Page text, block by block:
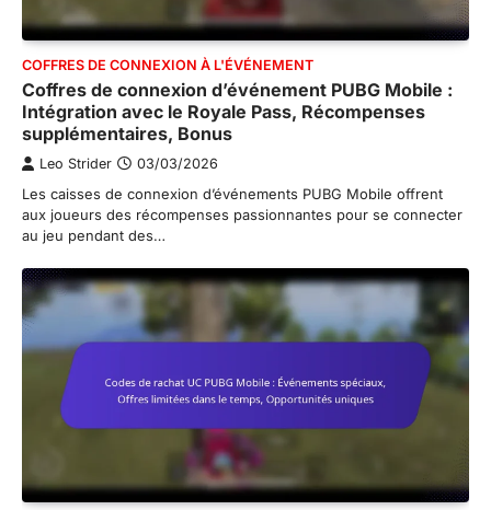
COFFRES DE CONNEXION À L'ÉVÉNEMENT
Coffres de connexion d’événement PUBG Mobile :
Intégration avec le Royale Pass, Récompenses
supplémentaires, Bonus
Leo Strider 03/03/2026
Les caisses de connexion d’événements PUBG Mobile offrent
aux joueurs des récompenses passionnantes pour se connecter
au jeu pendant des…